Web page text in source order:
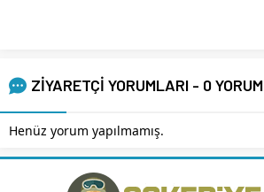
ZİYARETÇİ YORUMLARI - 0 YORUM
Henüz yorum yapılmamış.